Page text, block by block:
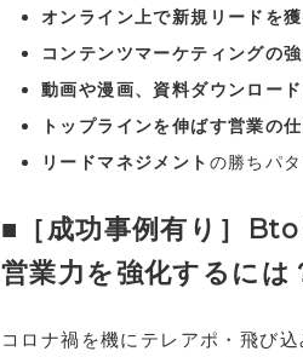
オンライン上で新規リードを
コンテンツマーケティングの
動画や漫画、資料ダウンロー
トップラインを伸ばす営業の
リードマネジメント の勝ちパ
■［成功事例有り］
営業力を強化するには
コロナ禍を機にテレアポ・飛び